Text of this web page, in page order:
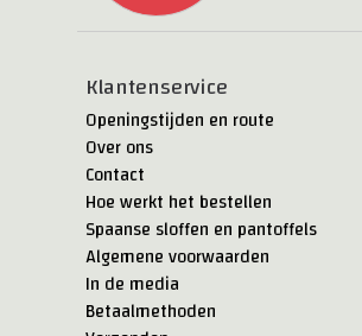
Klantenservice
Openingstijden en route
Over ons
Contact
Hoe werkt het bestellen
Spaanse sloffen en pantoffels
Algemene voorwaarden
In de media
Betaalmethoden